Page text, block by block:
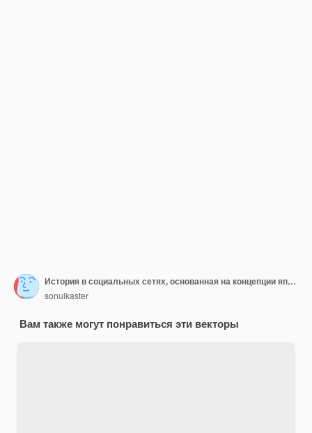
История в социальных сетях, основанная на концепции японской культуры
sonulkaster
Вам также могут понравиться эти векторы